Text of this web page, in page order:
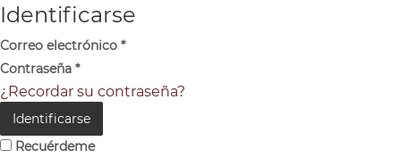
Identificarse
Correo electrónico *
Contraseña *
¿Recordar su contraseña?
Identificarse
Recuérdeme